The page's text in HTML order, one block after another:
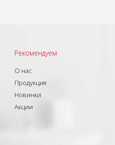
Рекомендуем
О нас
Продукция
Новинки
Акции